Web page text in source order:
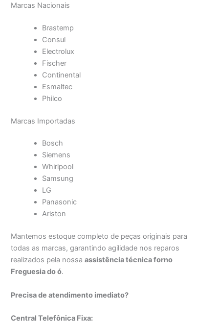
Marcas Nacionais
Brastemp
Consul
Electrolux
Fischer
Continental
Esmaltec
Philco
Marcas Importadas
Bosch
Siemens
Whirlpool
Samsung
LG
Panasonic
Ariston
Mantemos estoque completo de peças originais para
todas as marcas, garantindo agilidade nos reparos
realizados pela nossaassistência técnica forno
Freguesia do ó.
Precisa de atendimento imediato?
Central Telefônica Fixa: